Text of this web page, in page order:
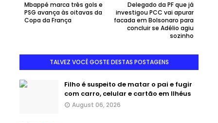
Delegado da PF que já
investigou PCC vai apurar
facada em Bolsonaro para
concluir se Adélio agiu
sozinho
Mbappé marca três gols e
PSG avança às oitavas da
Copa da França
TALVEZ VOCÊ GOSTE DESTAS POSTAGENS
Filho é suspeito de matar o pai e fugir
com carro, celular e cartão em Ilhéus
August 06, 2026